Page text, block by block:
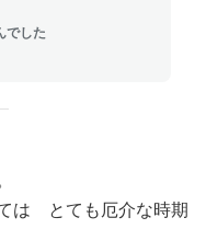
でした
は とても厄介な時期